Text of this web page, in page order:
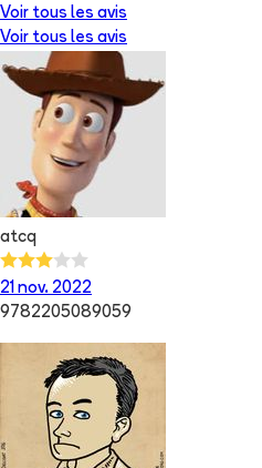
Voir tous les avis
Voir tous les avis
atcq
21 nov. 2022
9782205089059